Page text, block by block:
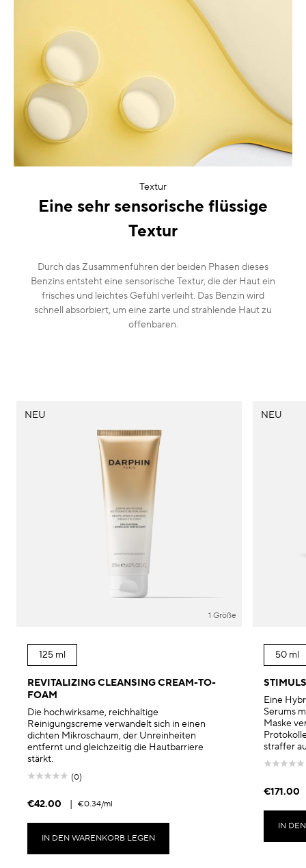
Textur
Eine sehr sensorische flüssige
Textur
Durch das Zusammenführen der beiden Phasen dieses
Benzins entsteht eine sensorische Textur, die der Haut ein
frisches und leichtes Gefühl verleiht. Das Benzin wird
schnell absorbiert, um eine zarte und strahlende Haut zu
offenbaren.
NEU
1 Größe
125 ml
REVITALIZING CLEANSING CREAM-TO-
FOAM
Die hochwirksame, reichhaltige
Reinigungscreme verwandelt sich in einen
dichten Mikroschaum, der Unreinheiten
entfernt und gleichzeitig die Hautbarriere
stärkt.
(0)
€42.00 | €0.34/ml
IN DEN WARENKORB LEGEN
NEU
50 ml
Eine
Serums
Maske
straffer
€171.00
IN